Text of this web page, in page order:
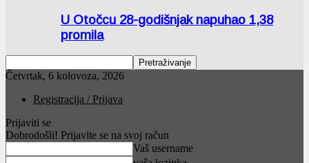
U Otočcu 28-godišnjak napuhao 1,38
promila
Četvrtak, 6 kolovoza, 2026
Registracija / Prijava
Prijaviti se
Dobrodošli! Prijavite se na svoj račun
Vaš username